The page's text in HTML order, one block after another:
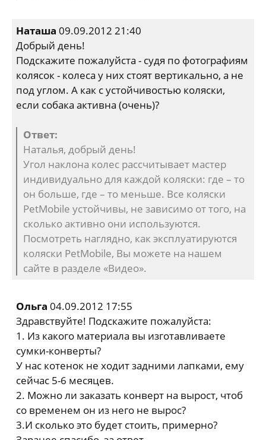
Наташа 09.09.2012 21:40
Добрый день!
Подскажите пожалуйста - судя по фотографиям
колясок - колеса у них стоят вертикально, а не
под углом. А как с устойчивостью коляски,
если собака активна (очень)?
Ответ:
Наталья, добрый день!
Угол наклона колес рассчитывает мастер
индивидуально для каждой коляски: где – то
он больше, где – то меньше. Все коляски
PetMobile устойчивы, не зависимо от того, на
сколько активно они используются.
Посмотреть наглядно, как эксплуатируются
коляски PetMobile, Вы можете на нашем
сайте в разделе «Видео».
Ольга 04.09.2012 17:55
Здравствуйте! Подскажите пожалуйста:
1. Из какого материала вы изготавливаете
сумки-конверты?
У нас котенок не ходит задними лапками, ему
сейчас 5-6 месяцев.
2. Можно ли заказать конверт на вырост, чтоб
со временем он из него не вырос?
3.И сколько это будет стоить, примерно?